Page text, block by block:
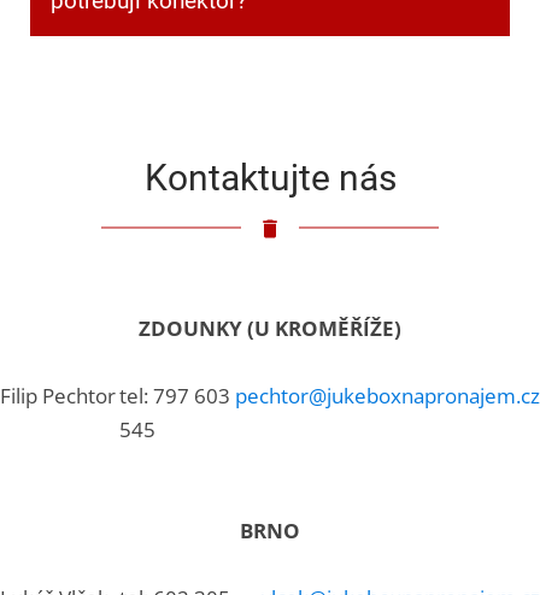
Kontaktujte nás
ZDOUNKY (U KROMĚŘÍŽE)
Filip Pechtortel: 797 603
545
pechtor@jukeboxnapronajem.cz
BRNO